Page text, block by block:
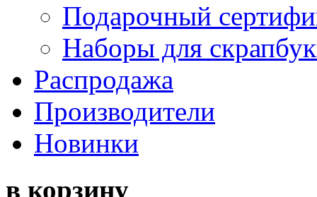
Подарочный
Наборы для
Распродажа
Производители
Новинки
в корзину